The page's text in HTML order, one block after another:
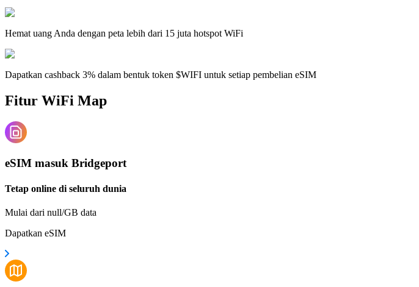
Hemat uang Anda dengan peta lebih dari 15 juta hotspot WiFi
Dapatkan cashback 3% dalam bentuk token $WIFI untuk setiap pembelian eSIM
Fitur WiFi Map
eSIM masuk Bridgeport
Tetap online di seluruh dunia
Mulai dari null/GB data
Dapatkan eSIM